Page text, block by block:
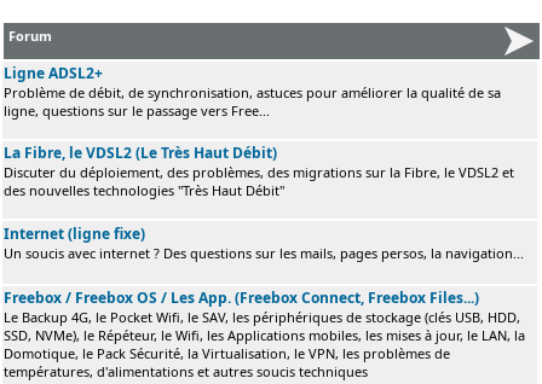
Forum
Ligne ADSL2+
Problème de débit, de synchronisation, astuces pour améliorer la qualité de sa
ligne, questions sur le passage vers Free...
La Fibre, le VDSL2 (Le Très Haut Débit)
Discuter du déploiement, des problèmes, des migrations sur la Fibre, le VDSL2 et
des nouvelles technologies "Très Haut Débit"
Internet (ligne fixe)
Un soucis avec internet ? Des questions sur les mails, pages persos, la navigation...
Freebox / Freebox OS / Les App. (Freebox Connect, Freebox Files...)
Le Backup 4G, le Pocket Wifi, le SAV, les périphériques de stockage (clés USB, HDD,
SSD, NVMe), le Répéteur, le Wifi, les Applications mobiles, les mises à jour, le LAN, la
Domotique, le Pack Sécurité, la Virtualisation, le VPN, les problèmes de
températures, d'alimentations et autres soucis techniques